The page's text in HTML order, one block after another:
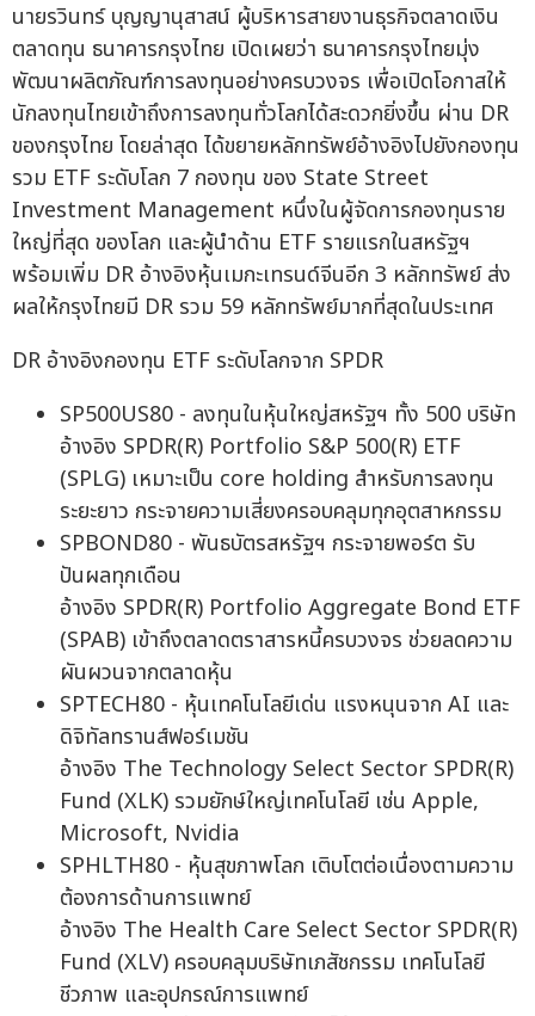
นายรวินทร์ บุญญานุสาสน์ ผู้บริหารสายงานธุรกิจตลาดเงิน
ตลาดทุน ธนาคารกรุงไทย เปิดเผยว่า ธนาคารกรุงไทยมุ่ง
พัฒนาผลิตภัณฑ์การลงทุนอย่างครบวงจร เพื่อเปิดโอกาสให้
นักลงทุนไทยเข้าถึงการลงทุนทั่วโลกได้สะดวกยิ่งขึ้น ผ่าน DR
ของกรุงไทย โดยล่าสุด ได้ขยายหลักทรัพย์อ้างอิงไปยังกองทุน
รวม ETF ระดับโลก 7 กองทุน ของ State Street
Investment Management หนึ่งในผู้จัดการกองทุนราย
ใหญ่ที่สุด ของโลก และผู้นำด้าน ETF รายแรกในสหรัฐฯ
พร้อมเพิ่ม DR อ้างอิงหุ้นเมกะเทรนด์จีนอีก 3 หลักทรัพย์ ส่ง
ผลให้กรุงไทยมี DR รวม 59 หลักทรัพย์มากที่สุดในประเทศ
DR อ้างอิงกองทุน ETF ระดับโลกจาก SPDR
SP500US80 - ลงทุนในหุ้นใหญ่สหรัฐฯ ทั้ง 500 บริษัท
อ้างอิง SPDR(R) Portfolio S&P 500(R) ETF
(SPLG) เหมาะเป็น core holding สำหรับการลงทุน
ระยะยาว กระจายความเสี่ยงครอบคลุมทุกอุตสาหกรรม
SPBOND80 - พันธบัตรสหรัฐฯ กระจายพอร์ต รับ
ปันผลทุกเดือน
อ้างอิง SPDR(R) Portfolio Aggregate Bond ETF
(SPAB) เข้าถึงตลาดตราสารหนี้ครบวงจร ช่วยลดความ
ผันผวนจากตลาดหุ้น
SPTECH80 - หุ้นเทคโนโลยีเด่น แรงหนุนจาก AI และ
ดิจิทัลทรานส์ฟอร์เมชัน
อ้างอิง The Technology Select Sector SPDR(R)
Fund (XLK) รวมยักษ์ใหญ่เทคโนโลยี เช่น Apple,
Microsoft, Nvidia
SPHLTH80 - หุ้นสุขภาพโลก เติบโตต่อเนื่องตามความ
ต้องการด้านการแพทย์
อ้างอิง The Health Care Select Sector SPDR(R)
Fund (XLV) ครอบคลุมบริษัทเภสัชกรรม เทคโนโลยี
ชีวภาพ และอุปกรณ์การแพทย์